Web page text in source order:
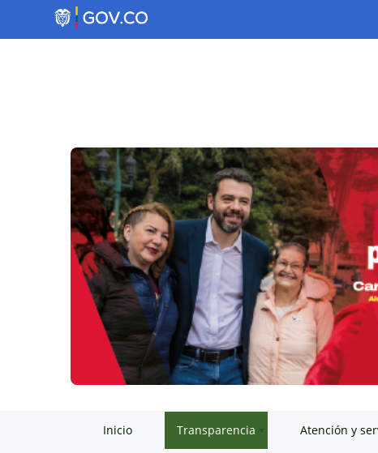
Inicio Transparencia Atención y